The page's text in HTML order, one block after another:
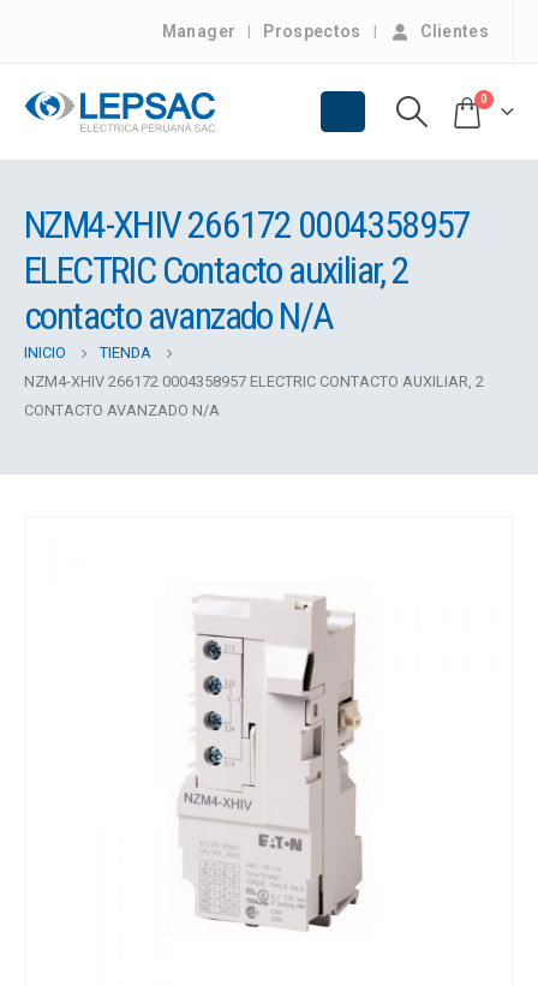
Manager Prospectos Clientes
0
NZM4-XHIV 266172 0004358957
ELECTRIC Contacto auxiliar, 2
contacto avanzado N/A
INICIO
TIENDA
NZM4-XHIV 266172 0004358957 ELECTRIC CONTACTO AUXILIAR, 2
CONTACTO AVANZADO N/A